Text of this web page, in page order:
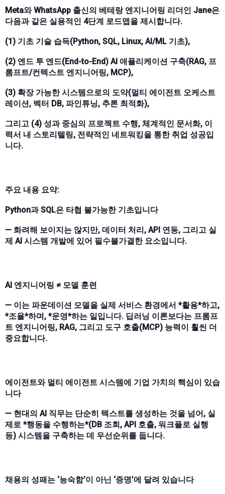
Meta와 WhatsApp 출신의 베테랑 엔지니어링 리더인 Jane은
다음과 같은 실용적인 4단계 로드맵을 제시합니다.
(1) 기초 기술 습득(Python, SQL, Linux, AI/ML 기초),
(2) 엔드 투 엔드(End-to-End) AI 애플리케이션 구축(RAG, 프
롬프트/컨텍스트 엔지니어링, MCP),
(3) 확장 가능한 시스템으로의 도약(멀티 에이전트 오케스트
레이션, 벡터 DB, 파인튜닝, 추론 최적화),
그리고 (4) 성과 중심의 프로젝트 수행, 체계적인 문서화, 이
력서 내 스토리텔링, 전략적인 네트워킹을 통한 취업 성공입
니다.
주요 내용 요약:
Python과 SQL은 타협 불가능한 기초입니다
— 화려해 보이지는 않지만, 데이터 처리, API 연동, 그리고 실
제 AI 시스템 개발에 있어 필수불가결한 요소입니다.
AI 엔지니어링 ≠ 모델 훈련
— 이는 파운데이션 모델을 실제 서비스 환경에서 *활용*하고,
*조율*하며, *운영*하는 일입니다. 딥러닝 이론보다는 프롬프
트 엔지니어링, RAG, 그리고 도구 호출(MCP) 능력이 훨씬 더
중요합니다.
에이전트와 멀티 에이전트 시스템에 기업 가치의 핵심이 있습
니다
— 현대의 AI 직무는 단순히 텍스트를 생성하는 것을 넘어, 실
제로 *행동을 수행하는*(DB 조회, API 호출, 워크플로 실행
등) 시스템을 구축하는 데 우선순위를 둡니다.
채용의 성패는 ‘능숙함’이 아닌 ‘증명’에 달려 있습니다